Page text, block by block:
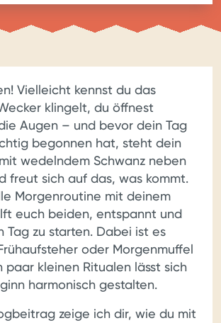
Vielleicht kennst du das
klingelt, du öffnest
Augen – und bevor dein Tag
begonnen hat, steht dein
wedelndem Schwanz neben
freut sich auf das, was kommt.
Morgenroutine mit deinem
euch beiden, entspannt und
Tag zu starten. Dabei ist es
oder Morgenmuffel
paar kleinen Ritualen lässt sich
harmonisch gestalten.
zeige ich dir, wie du mit